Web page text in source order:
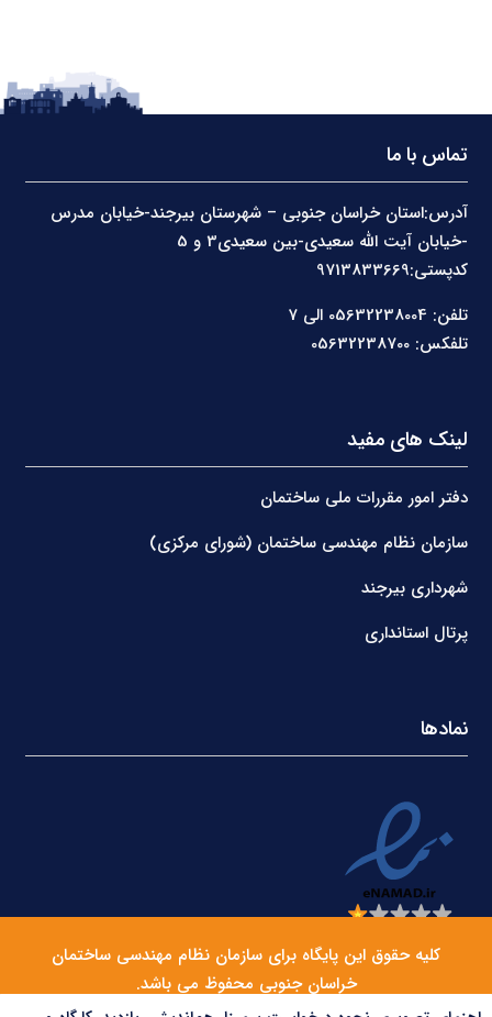
تماس با ما
آدرس:استان خراسان جنوبی – شهرستان بیرجند-خیابان مدرس
کدپستی:9713833669
تلفن: 05632238004 الی 7
تلفکس: 05632238700
لینک های مفید
دفتر امور مقررات ملی ساختمان
سازمان نظام مهندسی ساختمان (شورای مرکزی)
شهرداری بیرجند
پرتال استانداری
نمادها
کلیه حقوق این پایگاه برای سازمان نظام مهندسی ساختمان
خراسان جنوبی محفوظ می باشد.